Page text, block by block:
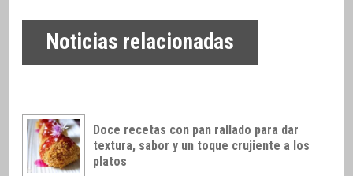
Noticias relacionadas
Doce recetas con pan rallado para dar
textura, sabor y un toque crujiente a los
platos